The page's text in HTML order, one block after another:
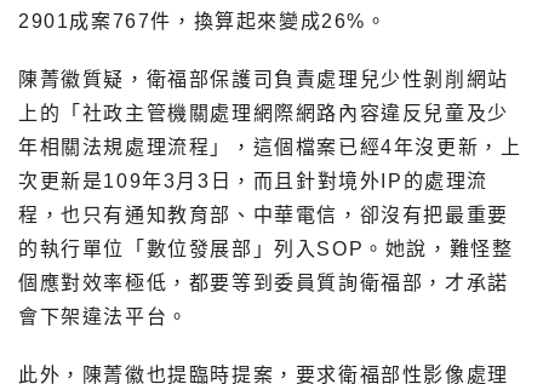
2901成案767件，換算起來變成26%。
陳菁徽質疑，衛福部保護司負責處理兒少性剝削網站
上的「社政主管機關處理網際網路內容違反兒童及少
年相關法規處理流程」，這個檔案已經4年沒更新，上
次更新是109年3月3日，而且針對境外IP的處理流
程，也只有通知教育部、中華電信，卻沒有把最重要
的執行單位「數位發展部」列入SOP。她說，難怪整
個應對效率極低，都要等到委員質詢衛福部，才承諾
會下架違法平台。
此外，陳菁徽也提臨時提案，要求衛福部性影像處理